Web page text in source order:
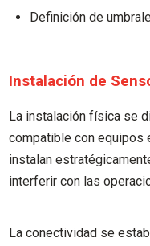
Definición de
Instalación de
La instalación física se
compatible con
instalan
interferir con las
La conectividad se